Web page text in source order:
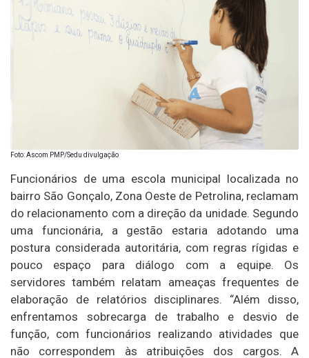
Foto: Ascom PMP/Sedu divulgação
Funcionários de uma escola municipal localizada no
bairro São Gonçalo, Zona Oeste de Petrolina, reclamam
do relacionamento com a direção da unidade. Segundo
uma funcionária, a gestão estaria adotando uma
postura considerada autoritária, com regras rígidas e
pouco espaço para diálogo com a equipe. Os
servidores também relatam ameaças frequentes de
elaboração de relatórios disciplinares. “Além disso,
enfrentamos sobrecarga de trabalho e desvio de
função, com funcionários realizando atividades que
não correspondem às atribuições dos cargos. A